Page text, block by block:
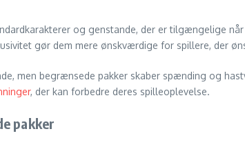
og genstande, der er tilgængelige
gør dem mere ønskværdige for spillere, der
men begrænsede pakker skaber spænding og
, der kan forbedre deres spilleoplevelse.
pakker